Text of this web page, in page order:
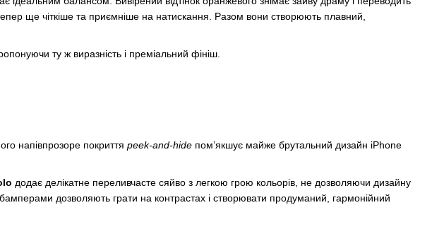
ще чіткіше та приємніше на натискання. Разом вони створюють плавний,
ту ж виразність і преміальний фініш.
напівпрозоре покриття peek-and-hide пом’якшує майже брутальний дизайн iPhone
додає делікатне переливчасте сяйво з легкою грою кольорів, не дозволяючи дизайну
дозволяють грати на контрастах і створювати продуманий, гармонійний